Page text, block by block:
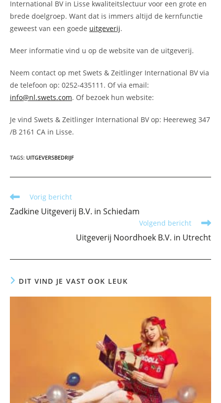
International BV in Lisse kwaliteitslectuur voor een grote en
brede doelgroep. Want dat is immers altijd de kernfunctie
geweest van een goede uitgeverij.
Meer informatie vind u op de website van de uitgeverij.
Neem contact op met Swets & Zeitlinger International BV via
de telefoon op: 0252-435111. Of via email:
info@nl.swets.com. Of bezoek hun website:
Je vind Swets & Zeitlinger International BV op: Heereweg 347
/B 2161 CA in Lisse.
TAGS: UITGEVERSBEDRIJF
Lees
meer
artikelen
Vorig bericht
Zadkine Uitgeverij B.V. in Schiedam
Volgend bericht
Uitgeverij Noordhoek B.V. in Utrecht
DIT VIND JE VAST OOK LEUK